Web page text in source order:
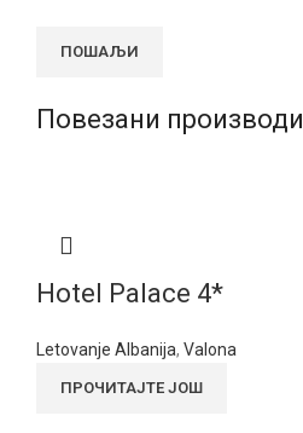
Повезани производи
Hotel Palace 4*
Letovanje Albanija, Valona
ПРОЧИТАЈТЕ ЈОШ